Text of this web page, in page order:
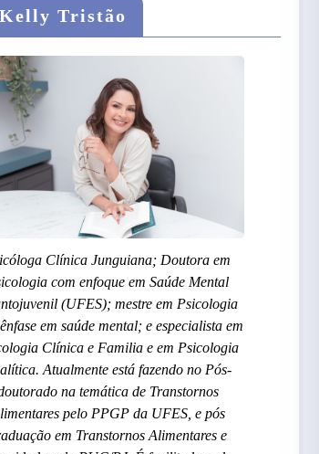
Tristão
Clínica Junguiana; Doutora em
com enfoque em Saúde Mental
(UFES); mestre em Psicologia
em saúde mental; e especialista em
Clínica e Familia e em Psicologia
Atualmente está fazendo no Pós-
na temática de Transtornos
pelo PPGP da UFES, e pós
em Transtornos Alimentares e